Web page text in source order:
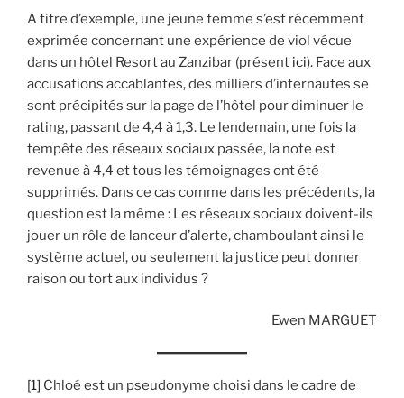
A titre d’exemple, une jeune femme s’est récemment
exprimée concernant une expérience de viol vécue
dans un hôtel Resort au Zanzibar (présent ici). Face aux
accusations accablantes, des milliers d’internautes se
sont précipités sur la page de l’hôtel pour diminuer le
rating, passant de 4,4 à 1,3. Le lendemain, une fois la
tempête des réseaux sociaux passée, la note est
revenue à 4,4 et tous les témoignages ont été
supprimés. Dans ce cas comme dans les précédents, la
question est la même : Les réseaux sociaux doivent-ils
jouer un rôle de lanceur d’alerte, chamboulant ainsi le
système actuel, ou seulement la justice peut donner
raison ou tort aux individus ?
Ewen MARGUET
[1] Chloé est un pseudonyme choisi dans le cadre de